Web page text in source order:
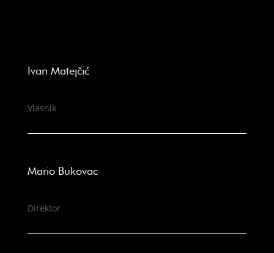
Ivan Matejčić
Vlasnik
Mario Bukovac
Direktor